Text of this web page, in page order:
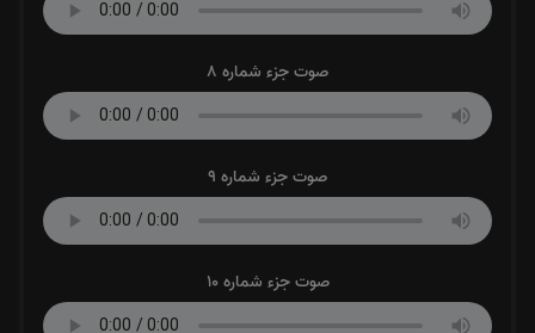
صوت جزء شماره 8
صوت جزء شماره 9
صوت جزء شماره 10